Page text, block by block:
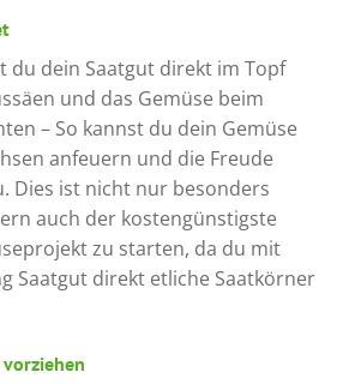
du dein Saatgut direkt im Topf
und das Gemüse beim
– So kannst du dein Gemüse
anfeuern und die Freude
Dies ist nicht nur besonders
auch der kostengünstigste
zu starten, da du mit
Saatgut direkt etliche Saatkörner
vorziehen